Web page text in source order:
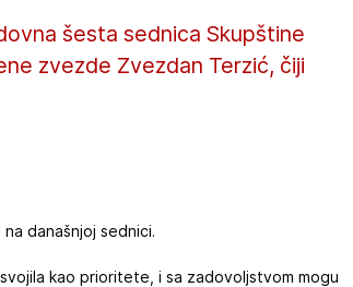
šesta sednica Skupštine
zvezde Zvezdan Terzić, čiji
današnjoj sednici.
kao prioritete, i sa zadovoljstvom mogu